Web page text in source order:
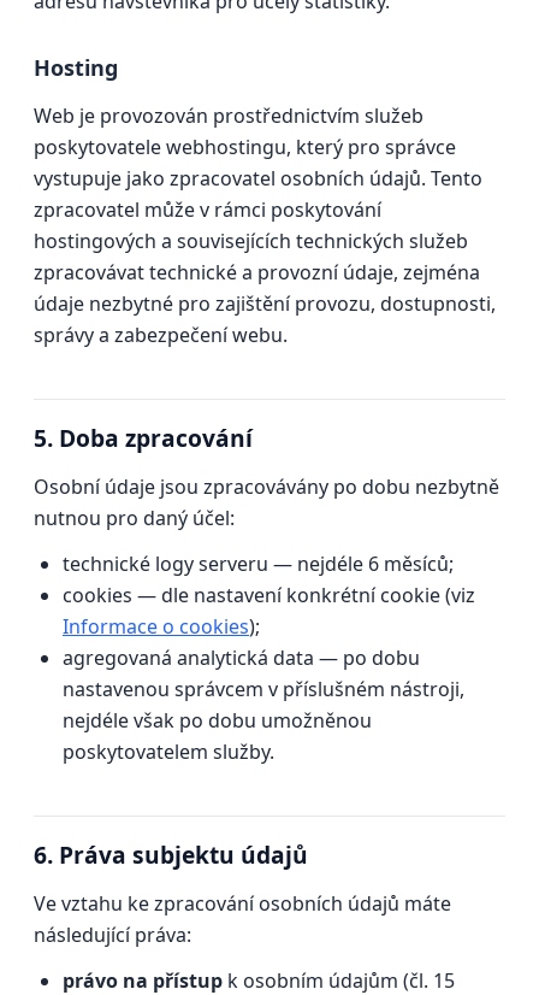
Hosting
Web je provozován prostřednictvím služeb
poskytovatele webhostingu, který pro správce
vystupuje jako zpracovatel osobních údajů. Tento
zpracovatel může v rámci poskytování
hostingových a souvisejících technických služeb
zpracovávat technické a provozní údaje, zejména
údaje nezbytné pro zajištění provozu, dostupnosti,
správy a zabezpečení webu.
5. Doba zpracování
Osobní údaje jsou zpracovávány po dobu nezbytně
nutnou pro daný účel:
technické logy serveru — nejdéle 6 měsíců;
cookies — dle nastavení konkrétní cookie (viz
Informace o cookies);
agregovaná analytická data — po dobu
nastavenou správcem v příslušném nástroji,
nejdéle však po dobu umožněnou
poskytovatelem služby.
6. Práva subjektu údajů
Ve vztahu ke zpracování osobních údajů máte
následující práva:
právo na přístup k osobním údajům (čl. 15